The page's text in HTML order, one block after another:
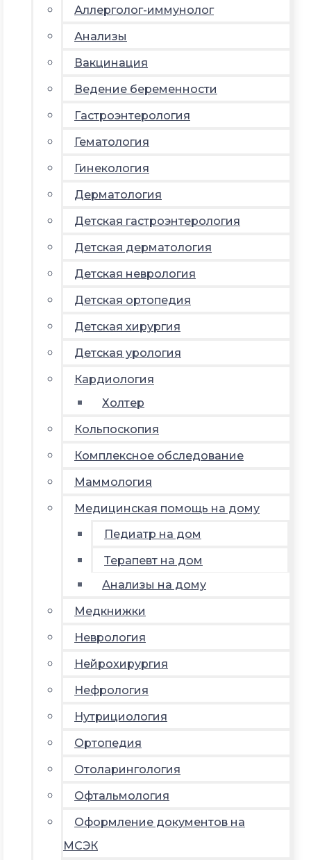
Аллерголог-иммунолог
Анализы
Вакцинация
Ведение беременности
Гастроэнтерология
Гематология
Гинекология
Дерматология
Детская гастроэнтерология
Детская дерматология
Детская неврология
Детская ортопедия
Детская хирургия
Детская урология
Кардиология
Холтер
Кольпоскопия
Комплексное обследование
Маммология
Медицинская помощь на дому
Педиатр на дом
Терапевт на дом
Анализы на дому
Медкнижки
Неврология
Нейрохирургия
Нефрология
Нутрициология
Ортопедия
Отоларингология
Офтальмология
Оформление документов на
МСЭК